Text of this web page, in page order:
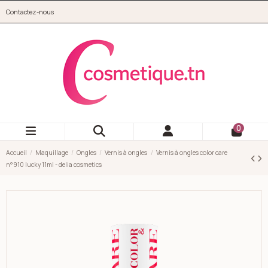
Contactez-nous
0
Accueil Maquillage Ongles Vernis à ongles
Vernis à ongles color care
n°910 lucky 11ml - delia cosmetics